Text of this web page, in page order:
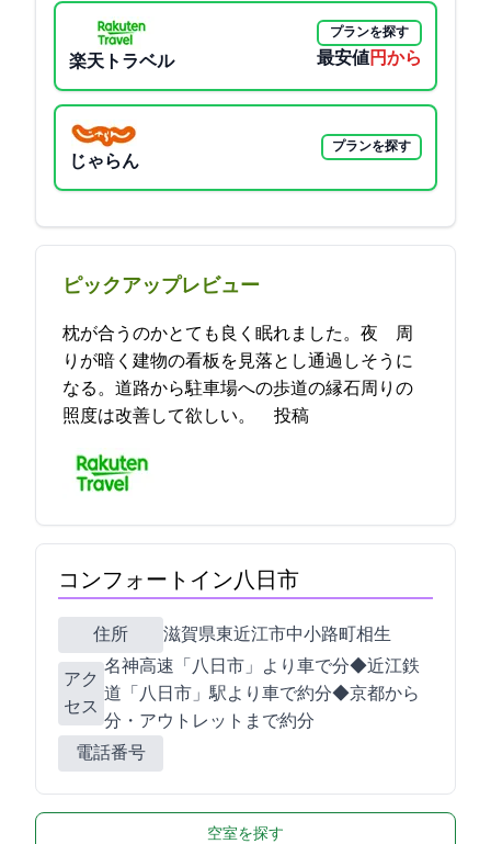
楽天トラベル
プランを探す
最安値3350円から
じゃらん
プランを探す
ピックアップレビュー
枕が合うのかとても良く眠れました。夜 周
りが暗く建物の看板を見落とし通過しそうに
なる。道路から駐車場への歩道の縁石周りの
照度は改善して欲しい。 2021-08-21 20:49:28投稿
コンフォートイン八日市
住所 滋賀県東近江市中小路町相生495-1
アク
セス
名神高速「八日市IC」より車で1分◆近江鉄
道「八日市」駅より車で約10分◆京都から60
分・アウトレットまで約15分
電話番号
空室を探す